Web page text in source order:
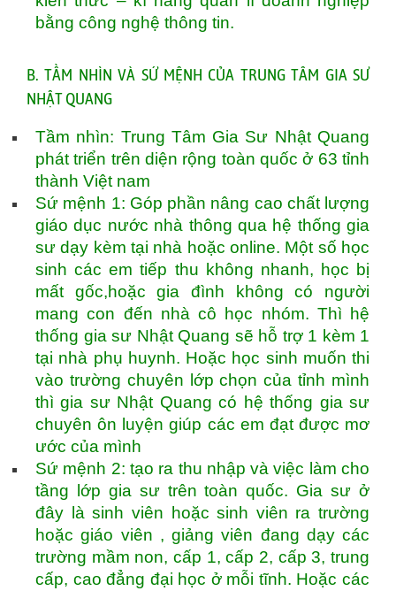
bằng công nghệ thông tin.
B. TẦM NHÌN VÀ SỨ MỆNH CỦA TRUNG TÂM GIA SƯ
NHẬT QUANG
Tầm nhìn: Trung Tâm Gia Sư Nhật Quang
phát triển trên diện rộng toàn quốc ở 63 tỉnh
thành Việt nam
Sứ mệnh 1: Góp phần nâng cao chất lượng
giáo dục nước nhà thông qua hệ thống gia
sư dạy kèm tại nhà hoặc online. Một số học
sinh các em tiếp thu không nhanh, học bị
mất gốc,hoặc gia đình không có người
mang con đến nhà cô học nhóm. Thì hệ
thống gia sư Nhật Quang sẽ hỗ trợ 1 kèm 1
tại nhà phụ huynh. Hoặc học sinh muốn thi
vào trường chuyên lớp chọn của tỉnh mình
thì gia sư Nhật Quang có hệ thống gia sư
chuyên ôn luyện giúp các em đạt được mơ
ước của mình
Sứ mệnh 2: tạo ra thu nhập và việc làm cho
tầng lớp gia sư trên toàn quốc. Gia sư ở
đây là sinh viên hoặc sinh viên ra trường
hoặc giáo viên , giảng viên đang dạy các
trường mầm non, cấp 1, cấp 2, cấp 3, trung
cấp, cao đẳng đại học ở mỗi tĩnh. Hoặc các